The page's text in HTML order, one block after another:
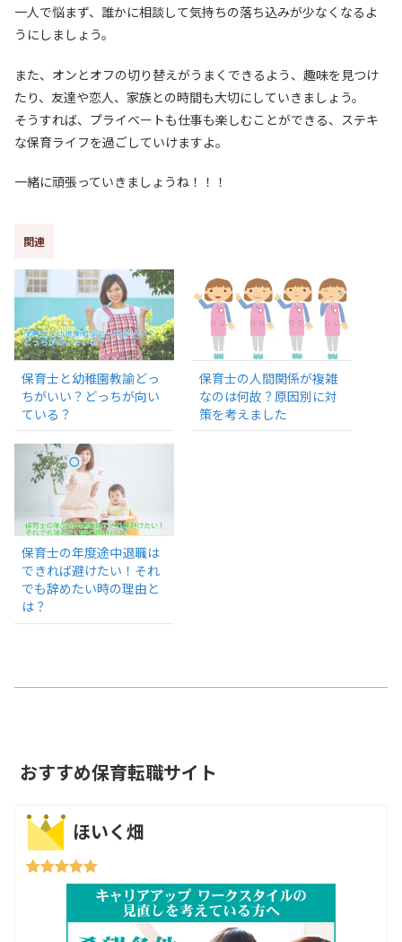
一人で悩まず、誰かに相談して気持ちの落ち込みが少なくなるよ
うにしましょう。
また、オンとオフの切り替えがうまくできるよう、趣味を見つけ
たり、友達や恋人、家族との時間も大切にしていきましょう。
そうすれば、プライベートも仕事も楽しむことができる、ステキ
な保育ライフを過ごしていけますよ。
一緒に頑張っていきましょうね！！！
関連
保育士と幼稚園教諭どっ
ちがいい？どっちが向い
ている？
保育士の人間関係が複雑
なのは何故？原因別に対
策を考えました
保育士の年度途中退職は
できれば避けたい！それ
でも辞めたい時の理由と
は？
おすすめ保育転職サイト
ほいく畑